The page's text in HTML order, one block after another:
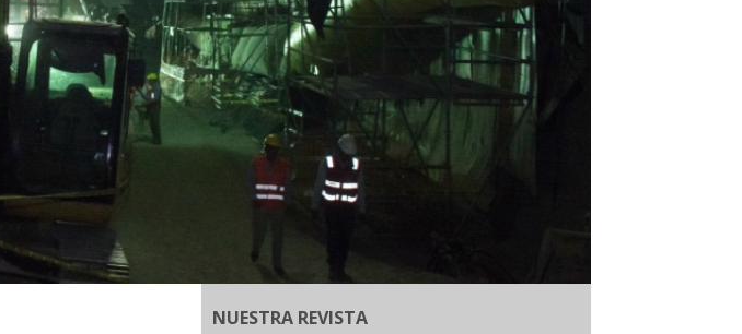
NUESTRA REVISTA